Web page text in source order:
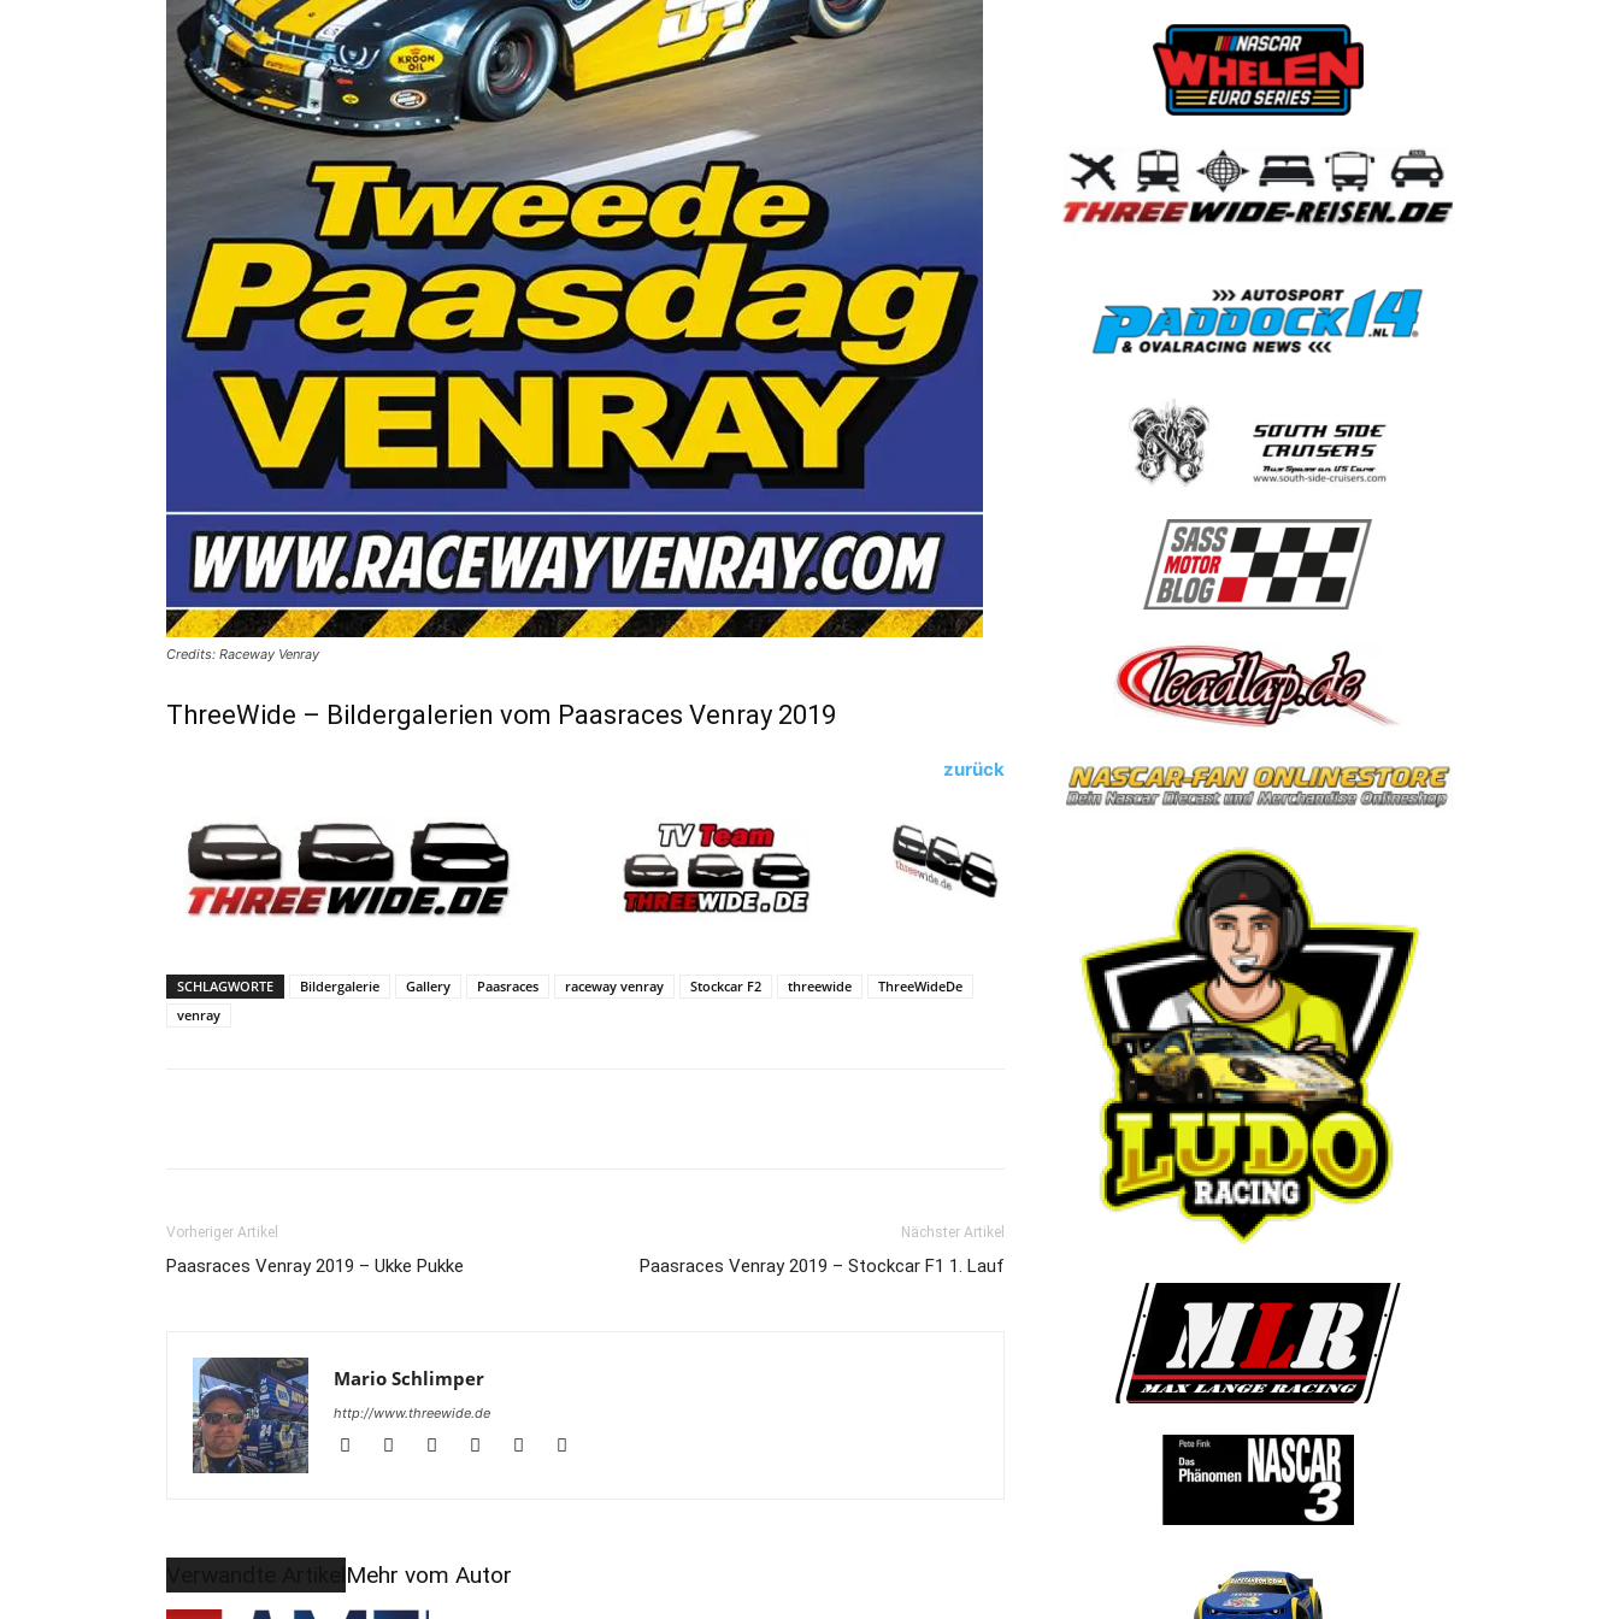
Credits: Raceway Venray
ThreeWide – Bildergalerien vom Paasraces Venray 2019
zurück
SCHLAGWORTE Bildergalerie Gallery Paasraces raceway venray Stockcar F2 threewide
ThreeWideDe
venray
Vorheriger Artikel
Paasraces Venray 2019 – Ukke Pukke
Nächster Artikel
Paasraces Venray 2019 – Stockcar F1 1. Lauf
Mario Schlimper
http://www.threewide.de
Mehr vom Autor